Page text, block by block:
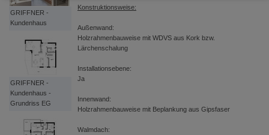
GRIFFNER -
Kundenhaus
GRIFFNER -
Kundenhaus -
Grundriss EG
Konstruktionsweise:
Außenwand:
Holzrahmenbauweise mit WDVS aus Kork bzw.
Lärchenschalung
Installationsebene:
Ja
Innenwand:
Holzrahmenbauweise mit Beplankung aus Gipsfaser
Walmdach: